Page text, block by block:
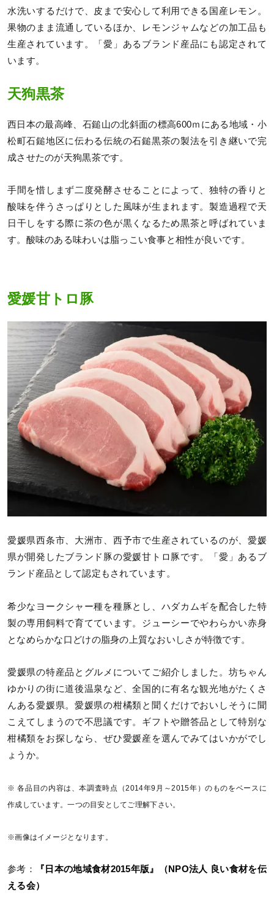
水洗いするだけで、皮まで安心して利用できる国産レモン。
果物のまま流通しているほか、レモンジャムなどの加工品も
生産されています。「愛」あるブランド産品にも認定されて
います。
天狗黒茶
西日本の最高峰、石鎚山の北斜面の標高600ｍにある地域・小
松町石鎚地区に伝わる伝統の石鎚黒茶の製法を引き継いで完
成させたのが天狗黒茶です。
手間を惜しまず二度発酵させることによって、独特の香りと
酸味を伴うさっぱりとした風味が生まれます。製造過程で天
日干しをする際に茶の色が黒くなるため黒茶と呼ばれていま
す。酸味のある味わいは脂っこい食事と相性が良いです。
愛媛甘トロ豚
愛媛県西条市、大洲市、西予市で生産されているのが、愛媛
県が開発したブランド豚の愛媛甘トロ豚です。「愛」あるブ
ランド産品として認定もされています。
希少なヨークシャー種を種豚とし、ハダカムギを配合した特
製の専用飼料で育てています。ジューシーでやわらかい赤身
となめらかな口どけの脂身の上質なおいしさが特徴です。
愛媛県の特産品とグルメについてご紹介しました。坊ちゃん
ゆかりの街に道後温泉など、全国的に有名な観光地がたくさ
んある愛媛県。愛媛県の柑橘類と聞くだけでおいしそうに聞
こえてしまうので不思議です。ギフトや贈答品として特別な
柑橘類をお探しなら、ぜひ愛媛産を選んでみてはいかがでし
ょうか。
※ 各品目の内容は、本調査時点（2014年9月～2015年）のものをベースに
作成しています。一つの目安としてご理解下さい。
※画像はイメージとなります。
参考：
『日本の地域食材2015年版』（NPO法人 良い食材を伝
える会）